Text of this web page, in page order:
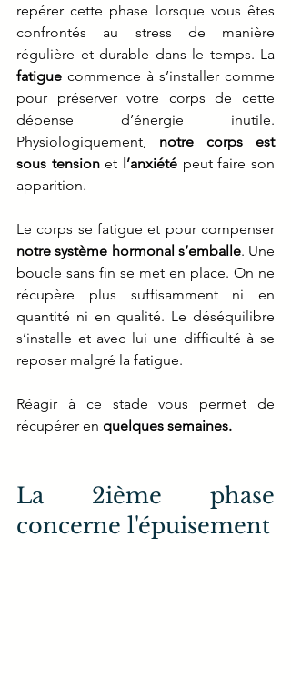
repérer cette phase lorsque vous êtes
confrontés au stress de manière
fatigue commence à s’installer comme
pour préserver votre corps de cette
dépense d’énergie inutile.
Physiologiquement, notre corps est
sous tension et l’anxiété peut faire son
apparition.
notre système hormonal s’emballe. Une
boucle sans fin se met en place. On ne
récupère plus suffisamment ni en
quantité ni en qualité. Le déséquilibre
s’installe et avec lui une difficulté à se
reposer malgré la fatigue.
Réagir à ce stade vous permet de
récupérer en quelques semaines.
La 2ième phase
concerne l'épuisement